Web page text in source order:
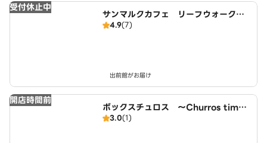
受付休止中
サンマルクカフェ リーフウォーク稲
沢店
4.9(7)
出前館がお届け
開店時間前
ボックスチュロス ～Churros time
～ 北名古屋徳重店
3.0(1)